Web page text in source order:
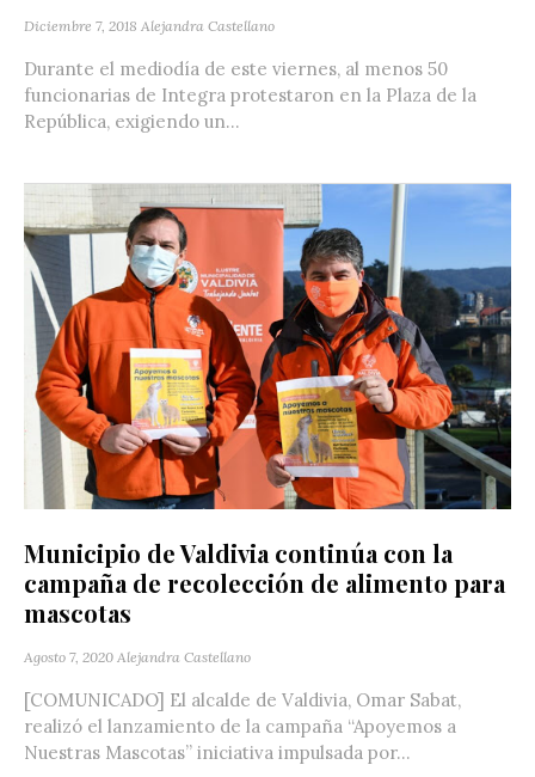
Diciembre 7, 2018 Alejandra Castellano
Durante el mediodía de este viernes, al menos 50
funcionarias de Integra protestaron en la Plaza de la
República, exigiendo un...
Municipio de Valdivia continúa con la
campaña de recolección de alimento para
mascotas
Agosto 7, 2020 Alejandra Castellano
[COMUNICADO] El alcalde de Valdivia, Omar Sabat,
realizó el lanzamiento de la campaña “Apoyemos a
Nuestras Mascotas” iniciativa impulsada por...